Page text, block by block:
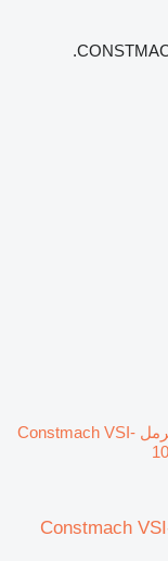
جديد آلة صنع الرمل Constmach VSI-
Constmach